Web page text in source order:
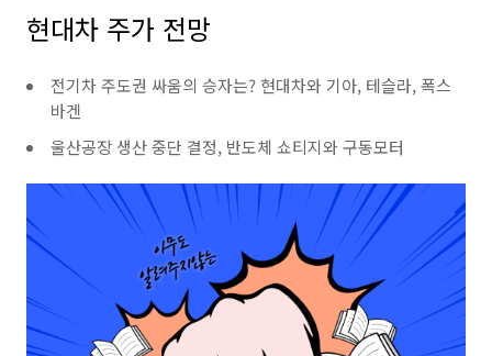
현대차 주가 전망
전기차 주도권 싸움의 승자는? 현대차와 기아, 테슬라, 폭스
바겐
울산공장 생산 중단 결정, 반도체 쇼티지와 구동모터